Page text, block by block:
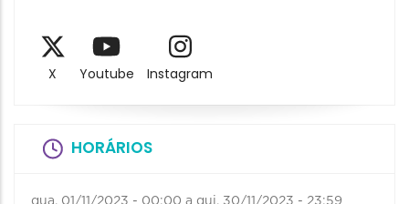
X Youtube Instagram
HORÁRIOS
qua, 01/11/2023 - 00:00 a qui, 30/11/2023 - 23:59